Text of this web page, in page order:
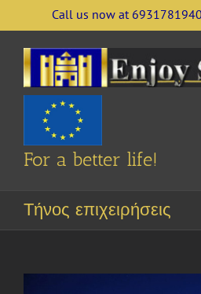
to
content
Call us now at
For a better life!
Τήνος επιχειρήσεις